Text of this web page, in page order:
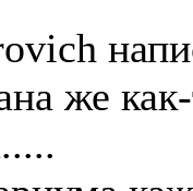
же